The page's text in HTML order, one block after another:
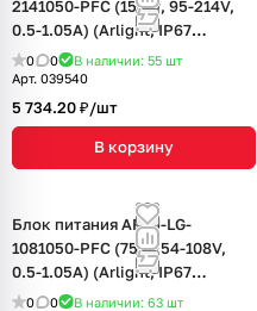
2141050-PFC (150W, 95-214V,
0.5-1.05A) (Arlight, IP67
Металл, 5 лет)
0 0 В наличии: 55 шт
Арт. 039540
5 734.20 ₽/шт
В корзину
Блок питания ARPJ-LG-
1081050-PFC (75W, 54-108V,
0.5-1.05A) (Arlight, IP67
Металл, 5 лет)
0 0 В наличии: 63 шт